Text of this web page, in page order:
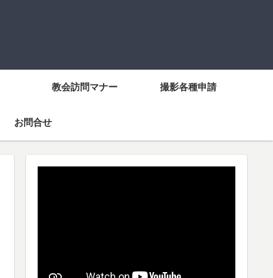
教会訪問マナー 撮影各種申請
お問合せ